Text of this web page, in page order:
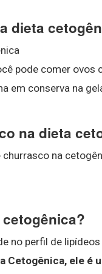
dieta
pode comer ovos
em conserva na
na dieta
churrasco na
no perfil de
Cetogênica, ele é